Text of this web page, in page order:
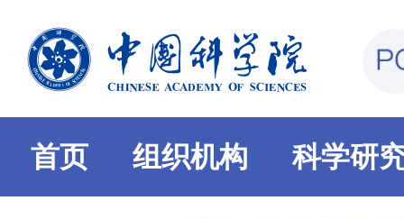
首页 组织机构 科学研